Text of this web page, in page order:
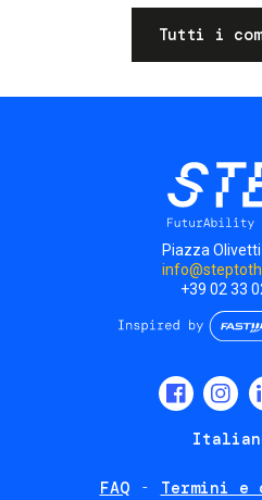
Tutti i
Piazza
+39 02 33
FAQ
Termini e